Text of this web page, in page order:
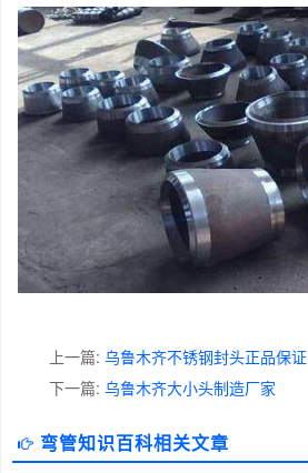
上一篇: 乌鲁木齐不锈钢封头正品保证
下一篇: 乌鲁木齐大小头制造厂家
弯管知识百科相关文章